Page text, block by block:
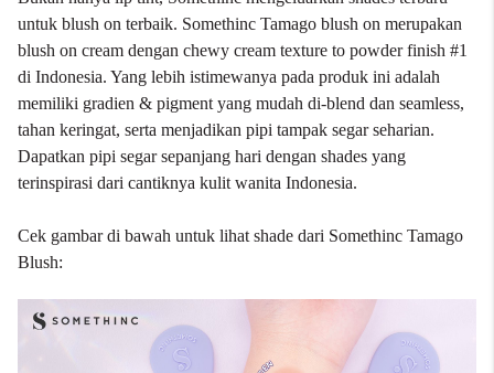
untuk blush on terbaik. Somethinc Tamago blush on merupakan
blush on cream dengan chewy cream texture to powder finish #1
di Indonesia. Yang lebih istimewanya pada produk ini adalah
memiliki gradien & pigment yang mudah di-blend dan seamless,
tahan keringat, serta menjadikan pipi tampak segar seharian.
Dapatkan pipi segar sepanjang hari dengan shades yang
terinspirasi dari cantiknya kulit wanita Indonesia.
Cek gambar di bawah untuk lihat shade dari Somethinc Tamago
Blush: